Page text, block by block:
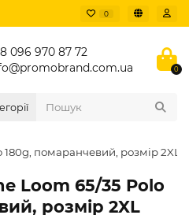
0
096 970 87 72
0
помаранчевий, розмір 2XL
Loom 65/35 Polo
розмір 2XL